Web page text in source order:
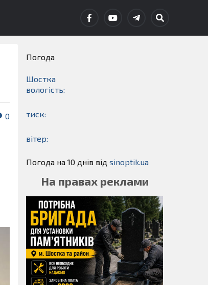
0
Погода
Шостка
вологість:
тиск:
вітер:
Погода на 10 днів від sinoptik.ua
На правах реклами